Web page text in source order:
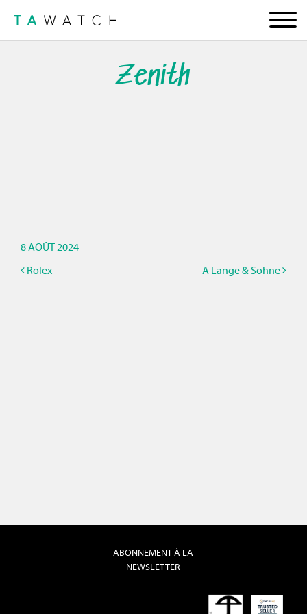
Zenith
8 AOÛT 2024
Rolex
A Lange & Sohne
ABONNEMENT À LA
NEWSLETTER